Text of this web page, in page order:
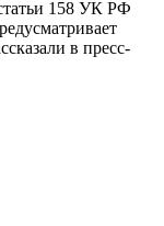
158 УК РФ
в пресс-